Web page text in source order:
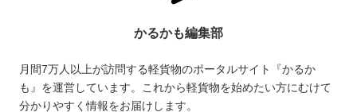
かるかも編集部
月間7万人以上が訪問する軽貨物のポータルサイト『かるか
も』を運営しています。これから軽貨物を始めたい方にむけて
分かりやすく情報をお届けします。